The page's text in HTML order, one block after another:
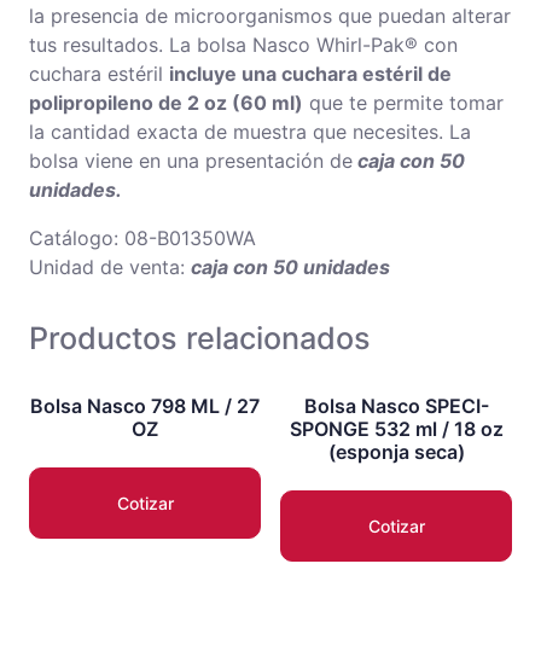
la presencia de microorganismos que puedan alterar
tus resultados. La bolsa Nasco Whirl-Pak® con
cuchara estéril incluye una cuchara estéril de
polipropileno de 2 oz (60 ml) que te permite tomar
la cantidad exacta de muestra que necesites. La
bolsa viene en una presentación de caja con 50
unidades.
Catálogo: 08-B01350WA
Unidad de venta: caja con 50 unidades
Productos relacionados
Bolsa Nasco 798 ML / 27
OZ
Cotizar
Bolsa Nasco SPECI-
SPONGE 532 ml / 18 oz
(esponja seca)
Cotizar